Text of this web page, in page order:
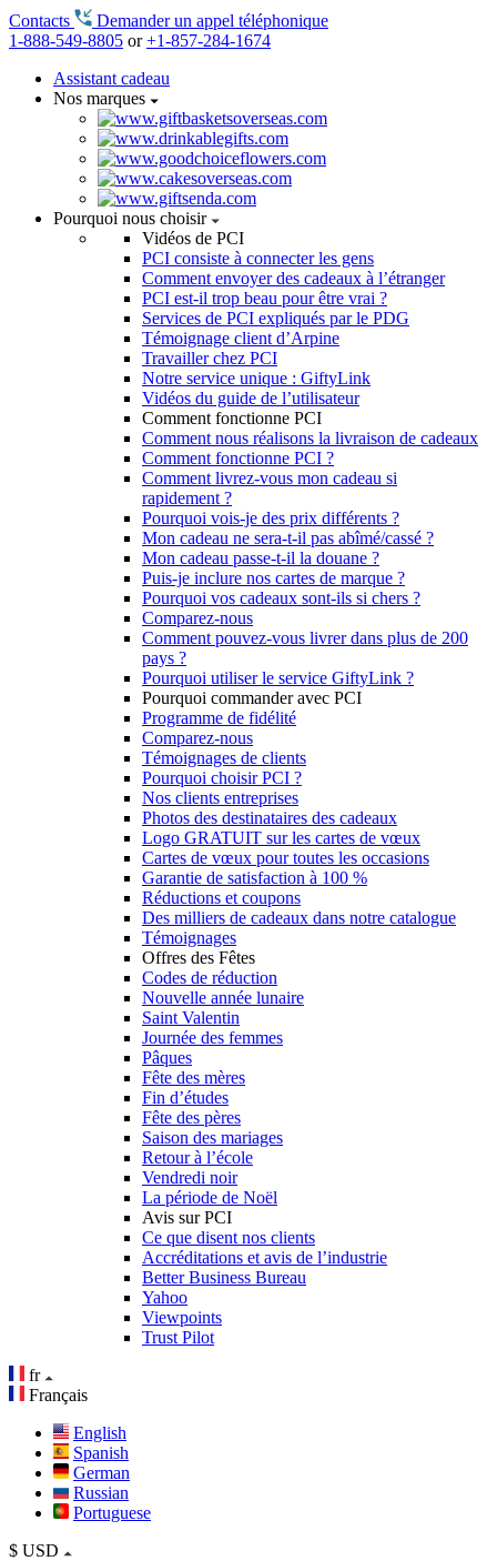
Contacts
Demander un appel téléphonique
1-888-549-8805 or+1-857-284-1674
Assistant cadeau
Nos marques
Pourquoi nous choisir
Vidéos de PCI
PCI consiste à connecter les gens
Comment envoyer des cadeaux à l’étranger
PCI est-il trop beau pour être vrai ?
Services de PCI expliqués par le PDG
Témoignage client d’Arpine
Travailler chez PCI
Notre service unique : GiftyLink
Vidéos du guide de l’utilisateur
Comment fonctionne PCI
Comment nous réalisons la livraison de cadeaux
Comment fonctionne PCI ?
Comment livrez-vous mon cadeau si
rapidement ?
Pourquoi vois-je des prix différents ?
Mon cadeau ne sera-t-il pas abîmé/cassé ?
Mon cadeau passe-t-il la douane ?
Puis-je inclure nos cartes de marque ?
Pourquoi vos cadeaux sont-ils si chers ?
Comparez-nous
Comment pouvez-vous livrer dans plus de 200
pays ?
Pourquoi utiliser le service GiftyLink ?
Pourquoi commander avec PCI
Programme de fidélité
Comparez-nous
Témoignages de clients
Pourquoi choisir PCI ?
Nos clients entreprises
Photos des destinataires des cadeaux
Logo GRATUIT sur les cartes de vœux
Cartes de vœux pour toutes les occasions
Garantie de satisfaction à 100 %
Réductions et coupons
Des milliers de cadeaux dans notre catalogue
Témoignages
Offres des Fêtes
Codes de réduction
Nouvelle année lunaire
Saint Valentin
Journée des femmes
Pâques
Fête des mères
Fin d’études
Fête des pères
Saison des mariages
Retour à l’école
Vendredi noir
La période de Noël
Avis sur PCI
Ce que disent nos clients
Accréditations et avis de l’industrie
Better Business Bureau
Yahoo
Viewpoints
Trust Pilot
fr
Français
English
Spanish
German
Russian
Portuguese
$ USD